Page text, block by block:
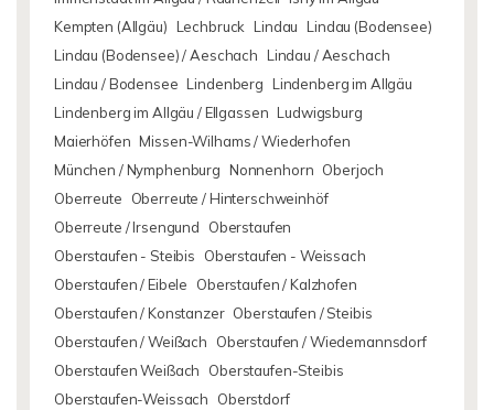
Kempten (Allgäu) Lechbruck Lindau Lindau (Bodensee)
Lindau (Bodensee) / Aeschach Lindau / Aeschach
Lindau / Bodensee Lindenberg Lindenberg im Allgäu
Lindenberg im Allgäu / Ellgassen Ludwigsburg
Maierhöfen Missen-Wilhams / Wiederhofen
München / Nymphenburg Nonnenhorn Oberjoch
Oberreute
Oberreute / Hinterschweinhöf
Oberreute / Irsengund
Oberstaufen
Oberstaufen - Steibis
Oberstaufen - Weissach
Oberstaufen / Eibele
Oberstaufen / Kalzhofen
Oberstaufen / Konstanzer Oberstaufen / Steibis
Oberstaufen / Weißach
Oberstaufen / Wiedemannsdorf
Oberstaufen Weißach
Oberstaufen-Steibis
Oberstaufen-Weissach
Oberstdorf